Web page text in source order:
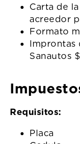
Carta de
acreedor
Formato
Improntas
Sanautos $
Requisitos:
Placa